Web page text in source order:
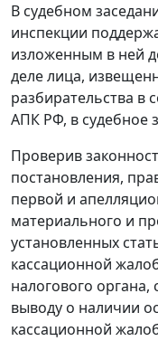
В судебном
инспекции
изложенным в ней
деле лица,
разбирательства в
АПК РФ, в судебное
Проверив
постановления,
первой и
материального и
установленных
кассационной
налогового органа,
выводу о наличии
кассационной